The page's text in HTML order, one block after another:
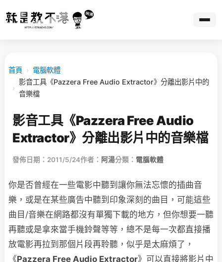
首頁 › 電腦軟體
›
影音工具《Pazzera Free Audio Extractor》分離出影片中的
音樂檔
影音工具《Pazzera Free Audio
Extractor》分離出影片中的音樂檔
發佈日期：2011/5/24作者： 阿湯分類： 電腦軟體
你是否曾經在一些電影中聽到讓你無法忘懷的插曲音
樂，或是在某些廣告中聽到印象深刻的曲目，可能這些
曲目/音樂在網路都沒有單獨下載的地方，但你想要一聽
再聽或是拿來當手機鈴聲等等，總不是每一次都直接播
放電影再拉到那個片段再聆聽，似乎是太麻煩了，
《Pazzera Free Audio Extractor》可以直接將影片中